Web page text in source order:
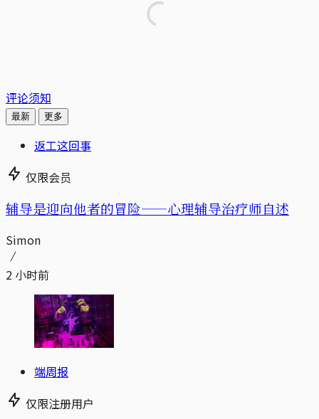
评论须知
最新 更多
返工这回事
仅限会员
辅导是迎向他者的冒险——心理辅导治疗师自述
Simon
2 小时前
端周报
仅限注册用户